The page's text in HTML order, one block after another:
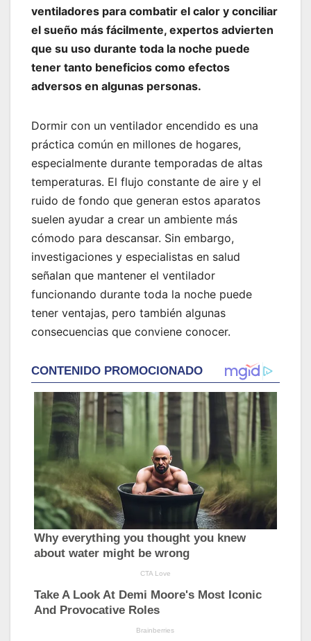
ventiladores para combatir el calor y conciliar
el sueño más fácilmente, expertos advierten
que su uso durante toda la noche puede
tener tanto beneficios como efectos
adversos en algunas personas.
Dormir con un ventilador encendido es una
práctica común en millones de hogares,
especialmente durante temporadas de altas
temperaturas. El flujo constante de aire y el
ruido de fondo que generan estos aparatos
suelen ayudar a crear un ambiente más
cómodo para descansar. Sin embargo,
investigaciones y especialistas en salud
señalan que mantener el ventilador
funcionando durante toda la noche puede
tener ventajas, pero también algunas
consecuencias que conviene conocer.